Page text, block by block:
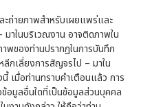
ะถ่ายภาพสำหรับเผยแพร่และ
าในบริเวณงาน อาจติดภาพใน
พของท่านปรากฏในการบันทึก
ลีกเลี่ยงการสัญจรไป – มาใน
เมื่อท่านทราบคำเตือนแล้ว การ
อมูลอื่นใดที่เป็นข้อมูลส่วนบุคคล